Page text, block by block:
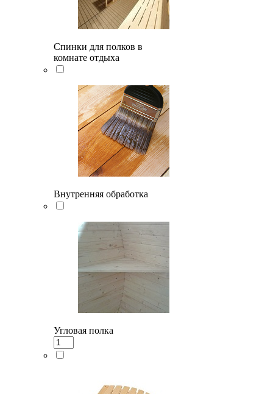
Спинки для полков в
комнате отдыха
Внутренняя обработка
Угловая полка